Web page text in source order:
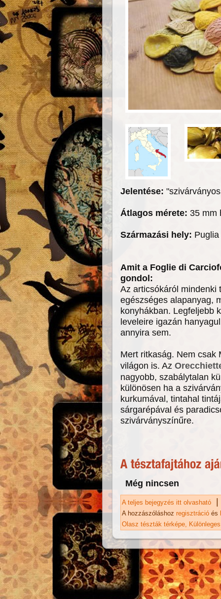
Jelentése:
Átlagos mérete: 35 mm
Származási hely: Puglia
Amit a Foglie di
gondol:
Az articsókáról mindenki
egészséges alapanyag,
konyhákban. Legfeljebb
leveleire igazán
annyira sem.
Mert ritkaság. Nem csak
világon is. Az
nagyobb, szabálytalan
különösen ha a
kurkumával, tintahal
sárgarépával és
szivárványszínűre.
Még nincsen
A teljes bejegyzés itt olvasható |
A hozzászóláshoz regisztráció és
Olasz tészták térképe